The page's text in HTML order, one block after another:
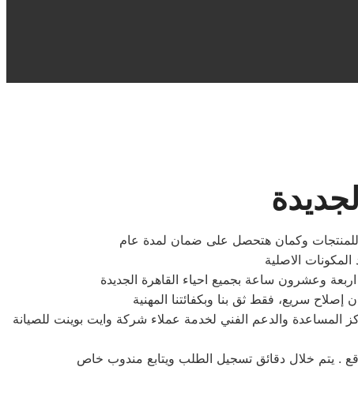
للمنتجات وكمان هتحصل على ضمان لمدة عام
المساعدة والدعم الفني لخدمة عملاء شركة وايت بوينت للصيانة